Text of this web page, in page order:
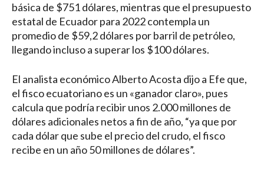
básica de $751 dólares, mientras que el presupuesto
estatal de Ecuador para 2022 contempla un
promedio de $59,2 dólares por barril de petróleo,
llegando incluso a superar los $100 dólares.
El analista económico Alberto Acosta dijo a Efe que,
el fisco ecuatoriano es un «ganador claro», pues
calcula que podría recibir unos 2.000 millones de
dólares adicionales netos a fin de año, “ya que por
cada dólar que sube el precio del crudo, el fisco
recibe en un año 50 millones de dólares”.